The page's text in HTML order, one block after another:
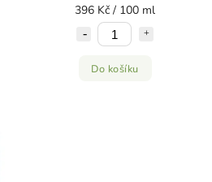
396 Kč / 100 ml
Do košíku